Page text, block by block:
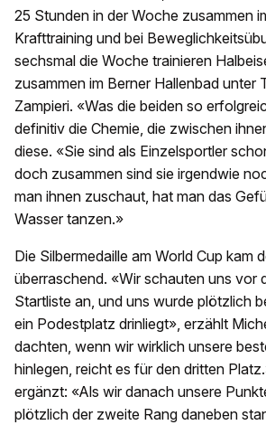
25 Stunden in der Woche zusammen
Krafttraining und bei
sechsmal die Woche trainieren
zusammen im Berner Hallenbad unter
Zampieri. «Was die beiden so
definitiv die Chemie, die zwischen
diese. «Sie sind als Einzelsportler
doch zusammen sind sie irgendwie
man ihnen zuschaut, hat man das
Wasser tanzen.»
Die Silbermedaille am World Cup kam
überraschend. «Wir schauten uns vor
Startliste an, und uns wurde plötzlich
ein Podestplatz drinliegt», erzählt
dachten, wenn wir wirklich unsere
hinlegen, reicht es für den dritten
ergänzt: «Als wir danach unsere
plötzlich der zweite Rang daneben